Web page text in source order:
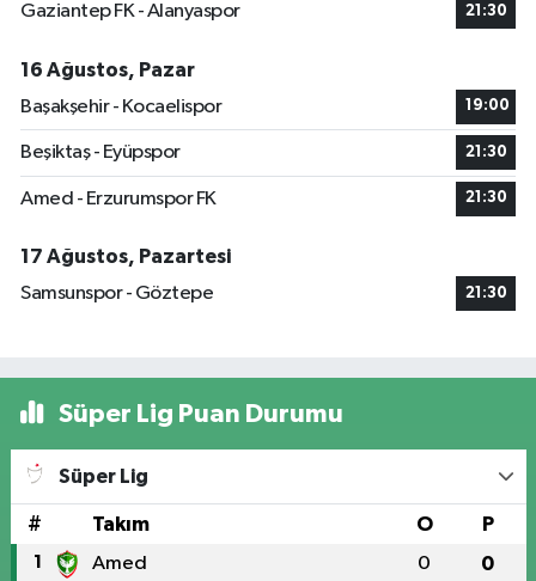
Gaziantep FK - Alanyaspor 21:30
16 Ağustos, Pazar
Başakşehir - Kocaelispor
19:00
Beşiktaş - Eyüpspor 21:30
Amed - Erzurumspor FK 21:30
17 Ağustos, Pazartesi
Samsunspor - Göztepe
21:30
Süper Lig Puan Durumu
Süper Lig
# Takım O P
1 Amed 0 0